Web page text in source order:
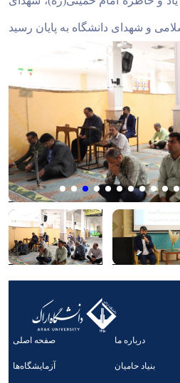
و شهدای دانشگاه به پایان رسید
صفحه اصلی درباره ما
آزمایشگاه‌ها بنیاد حامیان